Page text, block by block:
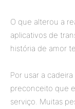
O que alterou a
aplicativos de
história de amor
Por usar a
preconceito que
serviço. Muitas